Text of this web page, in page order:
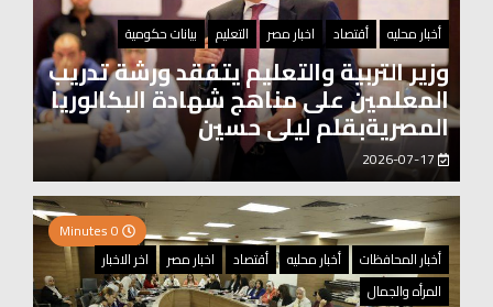
أخبار محليه أقتصاد اخبار مصر التعليم بيانات حكومية
وزير التربية والتعليم يتفقد ورشة تدريب
المعلمين على مناهج شهادة البكالوريا
المصريةبقلم ليلى حسين
أخبار المحافظات
أخبار محليه أقتصاد اخبار مصر
اخر الاخبار
المرأه والجمال